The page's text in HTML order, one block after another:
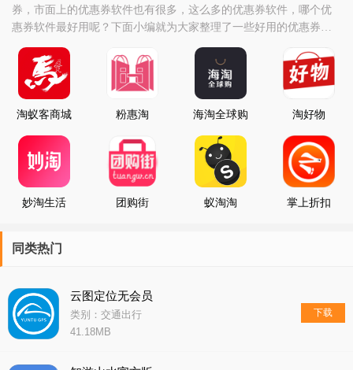
券，市面上的优惠券软件也有很多，这么多的优惠券软件，哪个优
惠券软件最好用呢？下面小编就为大家整理了一些好用的优惠券软
件，让你购物更优惠。
淘蚁客商城 粉惠淘 海淘全球购 淘好物
妙淘生活 团购街 蚁淘淘 掌上折扣
同类热门
云图定位无会员
类别：交通出行
41.18MB
下载